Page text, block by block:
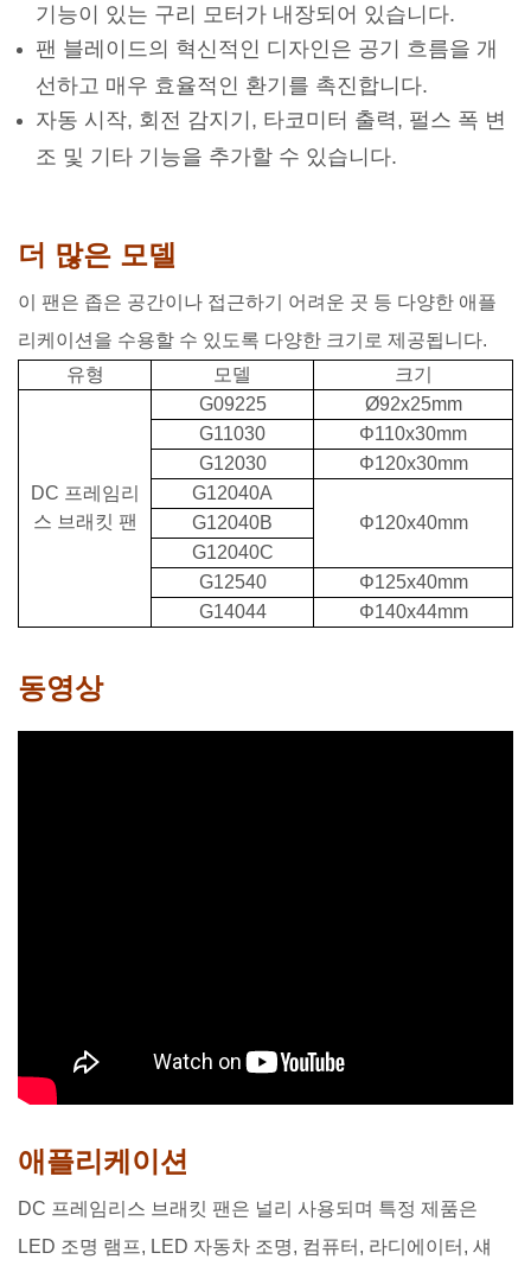
기능이 있는 구리 모터가 내장되어 있습니다.
팬 블레이드의 혁신적인 디자인은 공기 흐름을 개
선하고 매우 효율적인 환기를 촉진합니다.
자동 시작, 회전 감지기, 타코미터 출력, 펄스 폭 변
조 및 기타 기능을 추가할 수 있습니다.
더 많은 모델
이 팬은 좁은 공간이나 접근하기 어려운 곳 등 다양한 애플
리케이션을 수용할 수 있도록 다양한 크기로 제공됩니다.
유형
모델 크기
DC 프레임리
스 브래킷 팬
G09225
Ø92x25mm
G11030
Φ110x30mm
G12030
Φ120x30mm
G12040A
Φ120x40mm
G12040B
G12040C
G12540
Φ125x40mm
G14044
Φ140x44mm
동영상
애플리케이션
DC 프레임리스 브래킷 팬은 널리 사용되며 특정 제품은
LED 조명 램프, LED 자동차 조명, 컴퓨터, 라디에이터, 섀